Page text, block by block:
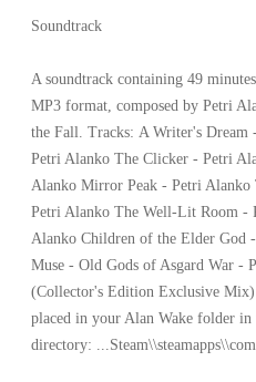
Soundtrack
A soundtrack containing 49
MP3 format, composed by Petri
the Fall. Tracks: A Writer's
Petri Alanko The Clicker - Petri
Alanko Mirror Peak - Petri
Petri Alanko The Well-Lit Room -
Alanko Children of the Elder God
Muse - Old Gods of Asgard War -
(Collector's Edition Exclusive
placed in your Alan Wake folder in
directory: